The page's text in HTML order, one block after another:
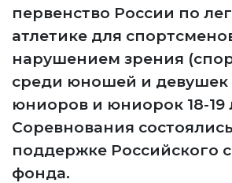
первенство России по
атлетике для
нарушением зрения
среди юношей и девушек
юниоров и юниорок 18-19
Соревнования
поддержке Российского
фонда.